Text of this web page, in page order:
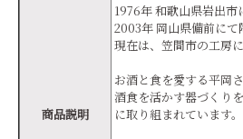
商品説明
1976年 和歌山県岩出市
2003年 岡山県備前にて
現在は、笠間市の工房
お酒と食を愛する平岡さ
酒食を活かす器づくり
に取り組まれています。